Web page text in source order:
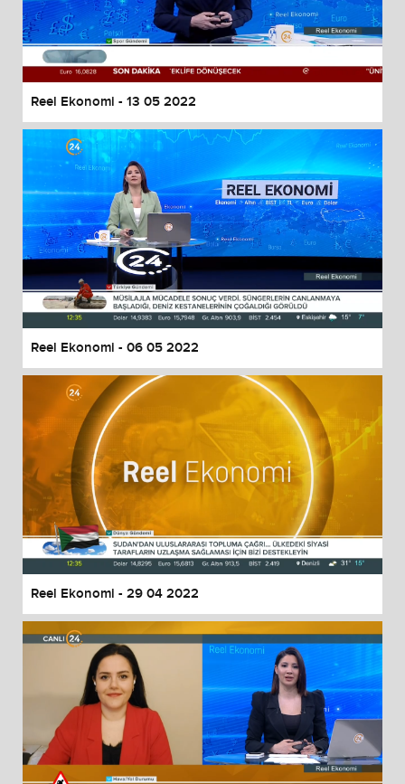
Reel Ekonomi - 13 05 2022
Reel Ekonomi - 06 05 2022
Reel Ekonomi - 29 04 2022